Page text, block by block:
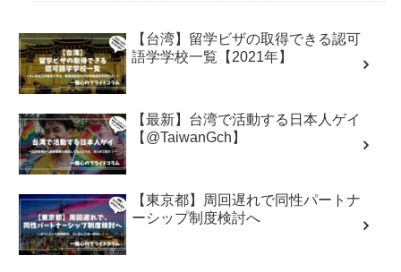
【台湾】留学ビザの取得できる認可
語学学校一覧【2021年】
【最新】台湾で活動する日本人ゲイ
【@TaiwanGch】
【東京都】周回遅れで同性パートナ
ーシップ制度検討へ